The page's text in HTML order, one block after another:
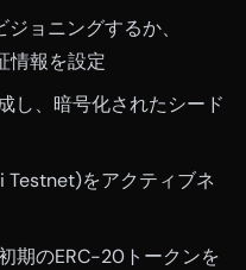
ョニングするか、
情報を設定
し、暗号化されたシード
をアクティブネ
期のERC-20トークンを